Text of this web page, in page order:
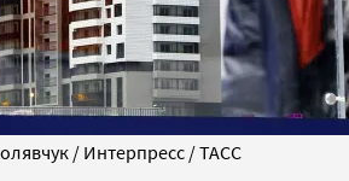
/ Интерпресс / ТАСС